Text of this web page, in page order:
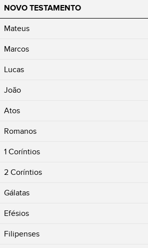
NOVO TESTAMENTO
Mateus
Marcos
Lucas
João
Atos
Romanos
1 Coríntios
2 Coríntios
Gálatas
Efésios
Filipenses